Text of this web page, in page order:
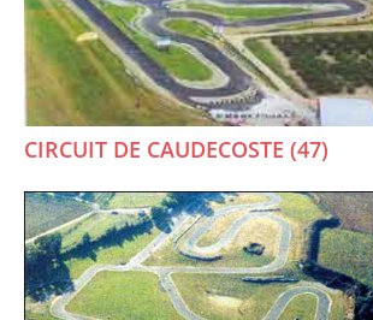
CIRCUIT DE CAUDECOSTE (47)